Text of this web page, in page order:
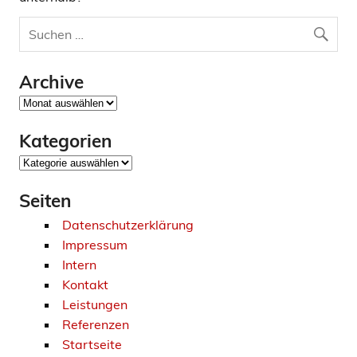
Archive
Archive
Kategorien
Kategorien
Seiten
Datenschutzerklärung
Impressum
Intern
Kontakt
Leistungen
Referenzen
Startseite